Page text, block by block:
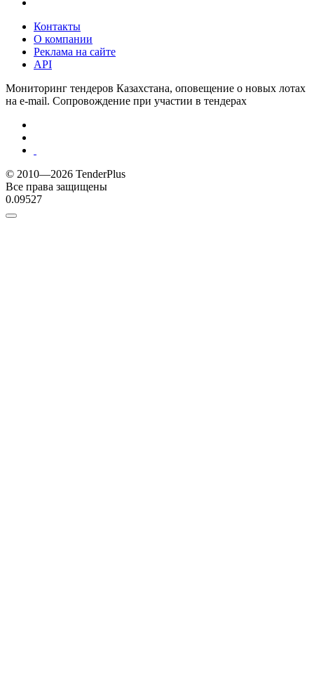
Контакты
О компании
Реклама на сайте
API
Мониторинг тендеров Казахстана, оповещение о новых лотах
на e-mail. Сопровождение при участии в тендерах
© 2010—2026 TenderPlus
Все права защищены
0.09527